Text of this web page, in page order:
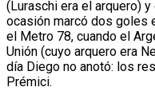
(Luraschi era el arquero) y
ocasión marcó dos goles
el Metro 78, cuando el
Unión (cuyo arquero era
día Diego no anotó: los
Prémici.